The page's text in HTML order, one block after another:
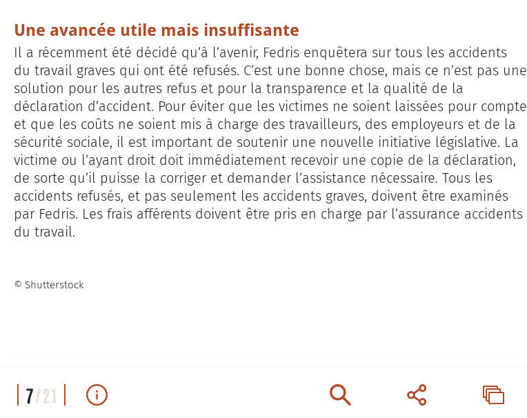
Une avancée utile mais insuffisante
Il a récemment été décidé qu’à l’avenir, Fedris enquêtera sur tous les accidents
du travail graves qui ont été refusés. C’est une bonne chose, mais ce n’est pas une
solution pour les autres refus et pour la transparence et la qualité de la
déclaration d’accident. Pour éviter que les victimes ne soient laissées pour compte
et que les coûts ne soient mis à charge des travailleurs, des employeurs et de la
sécurité sociale, il est important de soutenir une nouvelle initiative législative. La
victime ou l’ayant droit doit immédiatement recevoir une copie de la déclaration,
de sorte qu’il puisse la corriger et demander l’assistance nécessaire. Tous les
accidents refusés, et pas seulement les accidents graves, doivent être examinés
par Fedris. Les frais afférents doivent être pris en charge par l’assurance accidents
du travail.
© Shutterstock
7/21